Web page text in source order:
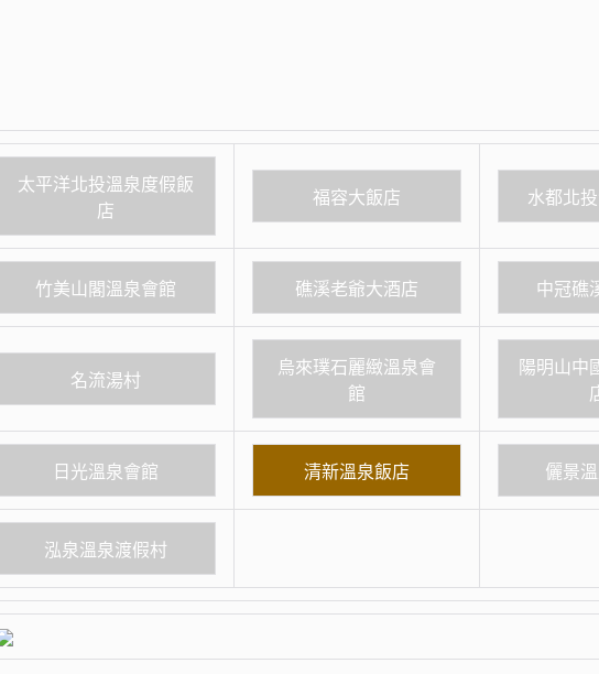
太平洋北投溫泉度假飯
店
福容大飯店 水都北
竹美山閣溫泉會館 礁溪老爺大酒店 中冠礁
名流湯村
烏來璞石麗緻溫泉會
館
陽明山中
日光溫泉會館 清新溫泉飯店 儷景
泓泉溫泉渡假村